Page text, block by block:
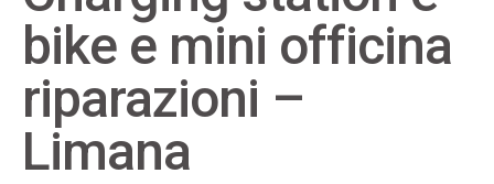
bike e mini officina
riparazioni –
Limana